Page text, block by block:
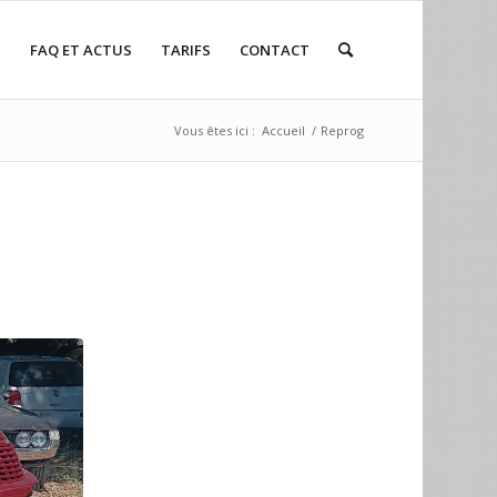
FAQ ET ACTUS TARIFS CONTACT
Vous êtes ici : Accueil / Reprog